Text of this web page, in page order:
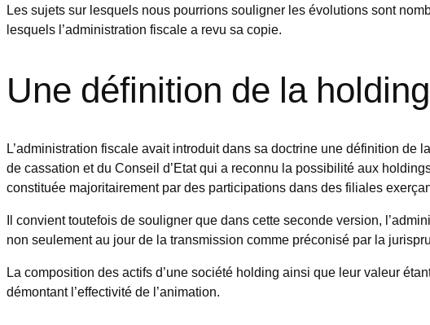
Les sujets sur lesquels nous pourrions souligner les évolutions sont
lesquels l’administration fiscale a revu sa copie.
Une définition de la
L’administration fiscale avait introduit dans sa doctrine une définition
de cassation et du Conseil d’Etat qui a reconnu la possibilité aux
constituée majoritairement par des participations dans des filiales
Il convient toutefois de souligner que dans cette seconde version,
non seulement au jour de la transmission comme préconisé par la
La composition des actifs d’une société holding ainsi que leur valeur
démontant l’effectivité de l’animation.